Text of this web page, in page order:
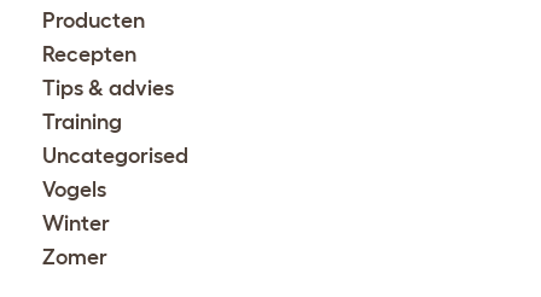
Producten
Recepten
Tips & advies
Training
Uncategorised
Vogels
Winter
Zomer